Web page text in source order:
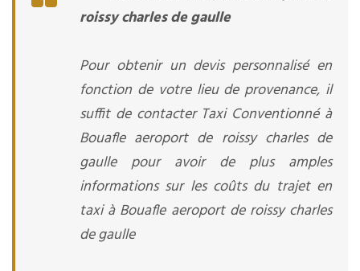
roissy charles de gaulle
Pour obtenir un devis personnalisé en
fonction de votre lieu de provenance, il
suffit de contacter Taxi Conventionné à
Bouafle aeroport de roissy charles de
gaulle pour avoir de plus amples
informations sur les coûts du trajet en
taxi à Bouafle aeroport de roissy charles
de gaulle